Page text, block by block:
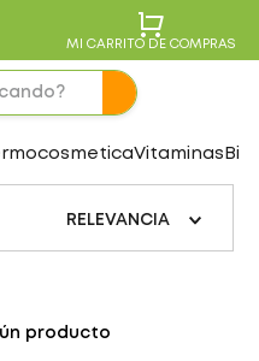
MI CARRITO DE COMPRAS
Vitaminas
RELEVANCIA
producto